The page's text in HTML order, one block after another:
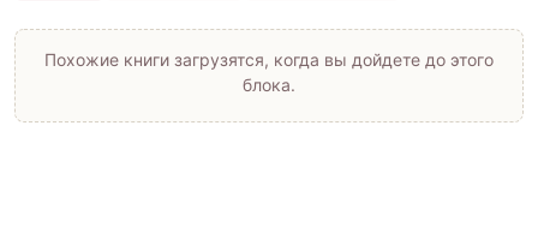
Похожие книги загрузятся, когда вы дойдете до этого
блока.